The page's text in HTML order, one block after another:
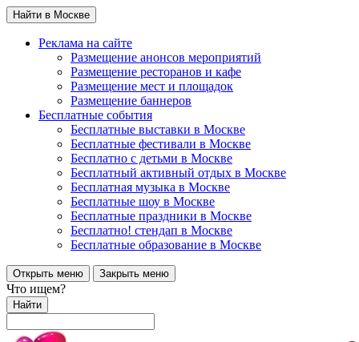
Найти в Москве
Реклама на сайте
Размещение анонсов мероприятий
Размещение ресторанов и кафе
Размещение мест и площадок
Размещение баннеров
Бесплатные события
Бесплатные выставки в Москве
Бесплатные фестивали в Москве
Бесплатно с детьми в Москве
Бесплатный активный отдых в Москве
Бесплатная музыка в Москве
Бесплатные шоу в Москве
Бесплатные праздники в Москве
Бесплатно! стендап в Москве
Бесплатные образование в Москве
Открыть меню Закрыть меню
Что ищем?
Найти